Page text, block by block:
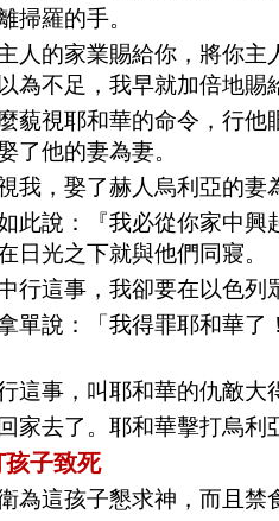
掃羅的手。
人的家業賜給你，將你
為不足，我早就加倍地賜
藐視耶和華的命令，行
了他的妻為妻。
我，娶了赫人烏利亞的
此說：『我必從你家中
日光之下就與他們同寢。
行這事，我卻要在以色
單說：「我得罪耶和華
這事，叫耶和華的仇敵
家去了。耶和華擊打烏
孩子致死
為這孩子懇求神，而且